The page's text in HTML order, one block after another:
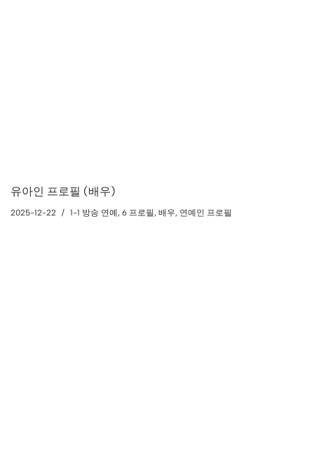
유아인 프로필 (배우)
2025-12-22 1-1 방송 연예, 6 프로필, 배우, 연예인 프로필